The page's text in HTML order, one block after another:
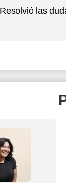
Resolvió las